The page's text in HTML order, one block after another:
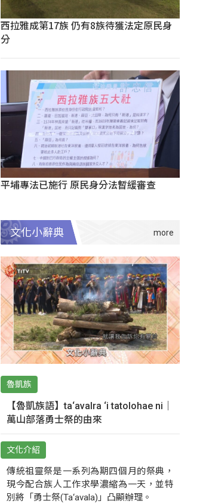
西拉雅成第17族 仍有8族待獲法定原民身
分
平埔專法已施行 原民身分法暫緩審查
文化小辭典
魯凱族
【魯凱族語】ta‘avalra ‘i tatolohae ni｜
萬山部落勇士祭的由來
文化介紹
傳統祖靈祭是一系列為期四個月的祭典，
現今配合族人工作求學濃縮為一天，並特
別將「勇士祭(Ta‘avala)」凸顯辦理。